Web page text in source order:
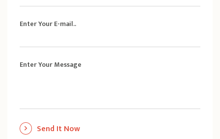
Enter Your E-mail..
Enter Your Message
Send It Now